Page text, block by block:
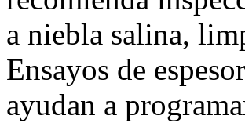
a niebla salina,
Ensayos de
ayudan a